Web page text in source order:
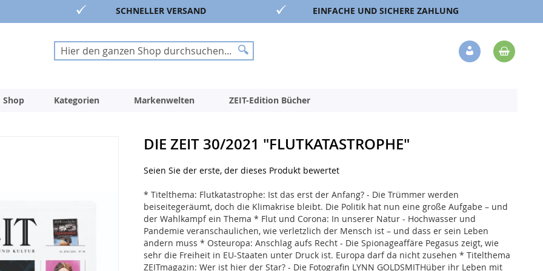
SCHNELLER VERSAND EINFACHE UND SICHERE ZAHLUNG
Suche
Suche
Veränderung
Shop Kategorien Markenwelten ZEIT-Edition Bücher
DIE ZEIT 30/2021 "FLUTKATASTROPHE"
Seien Sie der erste, der dieses Produkt bewertet
* Titelthema: Flutkatastrophe: Ist das erst der Anfang? - Die Trümmer werden
beiseitegeräumt, doch die Klimakrise bleibt. Die Politik hat nun eine große Aufgabe – und
der Wahlkampf ein Thema * Flut und Corona: In unserer Natur - Hochwasser und
Pandemie veranschaulichen, wie verletzlich der Mensch ist – und dass er sein Leben
ändern muss * Osteuropa: Anschlag aufs Recht - Die Spionageaffäre Pegasus zeigt, wie
sehr die Freiheit in EU-Staaten unter Druck ist. Europa darf da nicht zusehen * Titelthema
ZEITmagazin: Wer ist hier der Star? - Die Fotografin LYNN GOLDSMITHüber ihr Leben mit